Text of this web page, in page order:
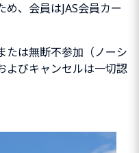
、会員はJAS会員カー
たは無断不参加（ノーシ
よびキャンセルは一切認